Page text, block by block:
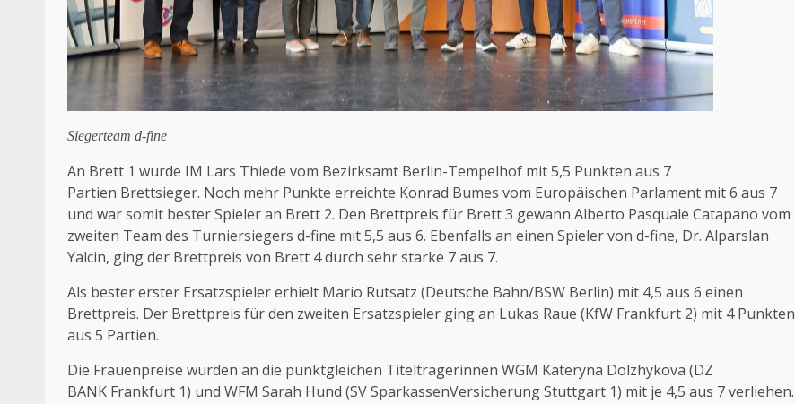
Siegerteam d-fine
An Brett 1 wurde IM Lars Thiede vom Bezirksamt Berlin-Tempelhof mit 5,5 Punkten aus 7
Partien Brettsieger. Noch mehr Punkte erreichte Konrad Bumes vom Europäischen Parlament mit 6 aus 7
und war somit bester Spieler an Brett 2. Den Brettpreis für Brett 3 gewann Alberto Pasquale Catapano vom
zweiten Team des Turniersiegers d-fine mit 5,5 aus 6. Ebenfalls an einen Spieler von d-fine, Dr. Alparslan
Yalcin, ging der Brettpreis von Brett 4 durch sehr starke 7 aus 7.
Als bester erster Ersatzspieler erhielt Mario Rutsatz (Deutsche Bahn/BSW Berlin) mit 4,5 aus 6 einen
Brettpreis. Der Brettpreis für den zweiten Ersatzspieler ging an Lukas Raue (KfW Frankfurt 2) mit 4 Punkten
aus 5 Partien.
Die Frauenpreise wurden an die punktgleichen Titelträgerinnen WGM Kateryna Dolzhykova (DZ
BANK Frankfurt 1) und WFM Sarah Hund (SV SparkassenVersicherung Stuttgart 1) mit je 4,5 aus 7 verliehen.